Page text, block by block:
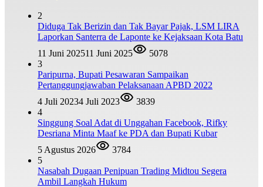
2
Diduga Tak Berizin dan Tak Bayar Pajak, LSM LIRA
Laporkan Santerra de Laponte ke Kejaksaan Kota Batu
11 Juni 202511 Juni 2025
5078
3
Paripurna, Bupati Pesawaran Sampaikan
Pertanggungjawaban Pelaksanaan APBD 2022
4 Juli 20234 Juli 2023
3839
4
Singgung Soal Adat di Unggahan Facebook, Rifky
Desriana Minta Maaf ke PDA dan Bupati Kubar
5 Agustus 2026
3784
5
Nasabah Dugaan Penipuan Trading Midtou Segera
Ambil Langkah Hukum